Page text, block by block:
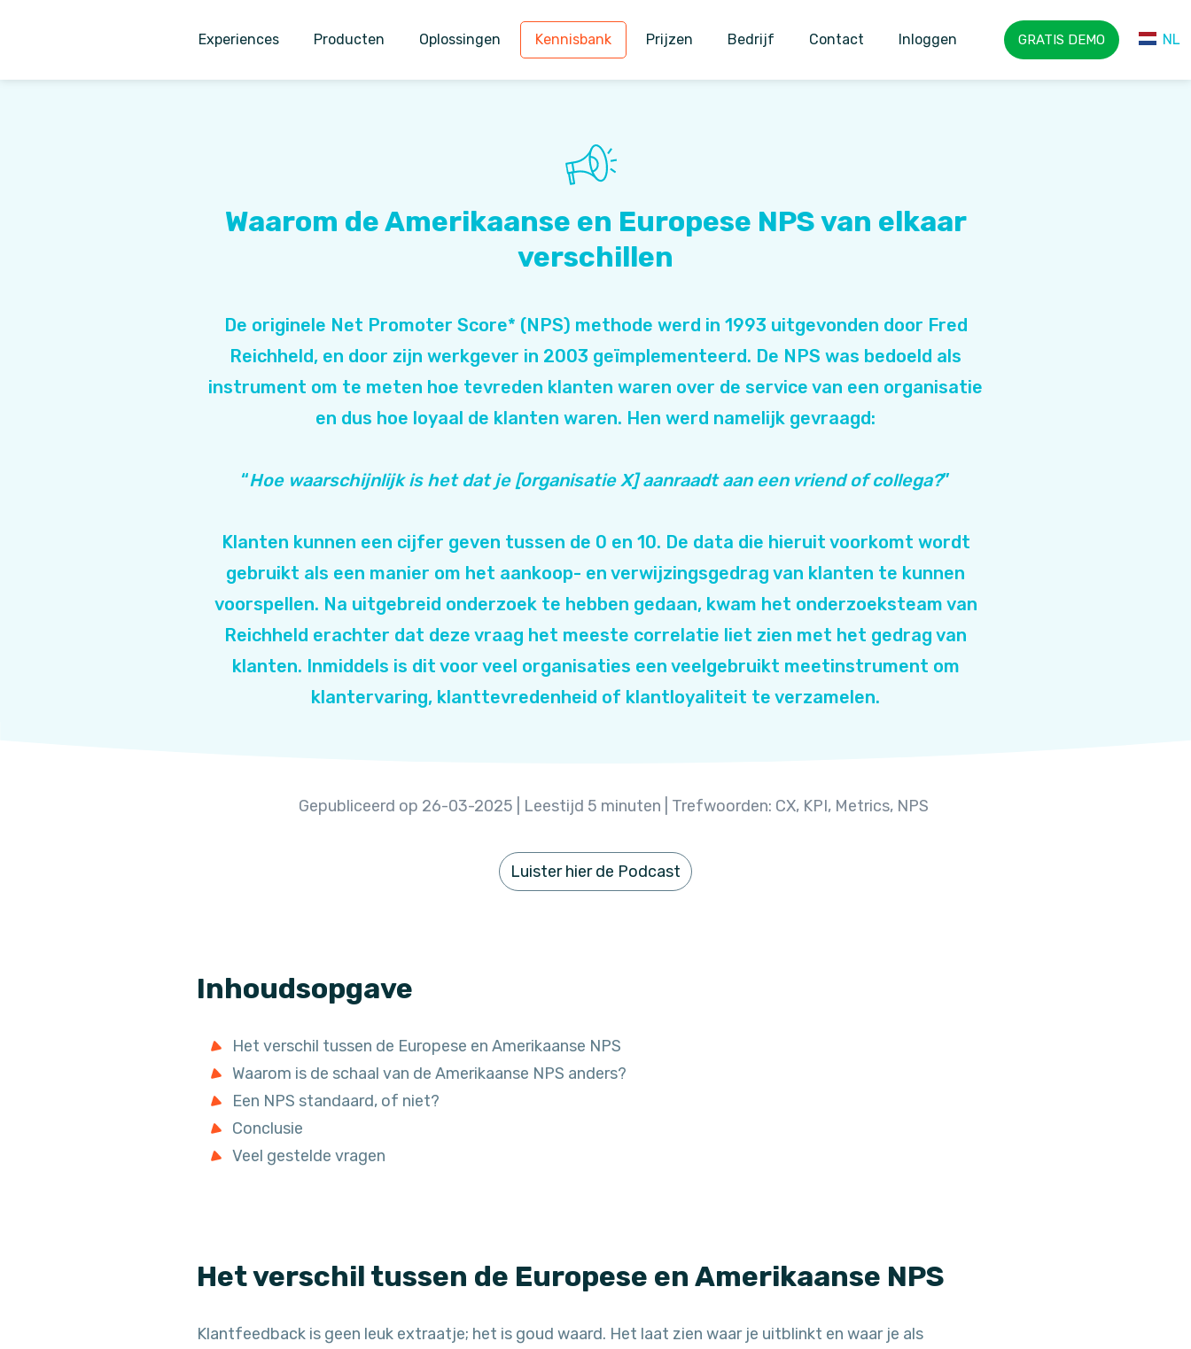
Experiences Producten Oplossingen Kennisbank Prijzen Bedrijf Contact Inloggen GRATIS DEMO NL
Waarom de Amerikaanse en Europese NPS van elkaar
verschillen
De originele Net Promoter Score* (NPS) methode werd in 1993 uitgevonden door Fred
Reichheld, en door zijn werkgever in 2003 geïmplementeerd. De NPS was bedoeld als
instrument om te meten hoe tevreden klanten waren over de service van een organisatie
en dus hoe loyaal de klanten waren. Hen werd namelijk gevraagd:
“Hoe waarschijnlijk is het dat je [organisatie X] aanraadt aan een vriend of collega?”
Klanten kunnen een cijfer geven tussen de 0 en 10. De data die hieruit voorkomt wordt
gebruikt als een manier om het aankoop- en verwijzingsgedrag van klanten te kunnen
voorspellen. Na uitgebreid onderzoek te hebben gedaan, kwam het onderzoeksteam van
Reichheld erachter dat deze vraag het meeste correlatie liet zien met het gedrag van
klanten. Inmiddels is dit voor veel organisaties een veelgebruikt meetinstrument om
klantervaring, klanttevredenheid of klantloyaliteit te verzamelen.
Gepubliceerd op 26-03-2025 | Leestijd 5 minuten | Trefwoorden: CX, KPI, Metrics, NPS
Luister hier de Podcast
Inhoudsopgave
Het verschil tussen de Europese en Amerikaanse NPS
Waarom is de schaal van de Amerikaanse NPS anders?
Een NPS standaard, of niet?
Conclusie
Veel gestelde vragen
Het verschil tussen de Europese en Amerikaanse NPS
Klantfeedback is geen leuk extraatje; het is goud waard. Het laat zien waar je uitblinkt en waar je als